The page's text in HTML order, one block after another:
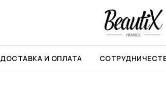
ДОСТАВКА И ОПЛАТА